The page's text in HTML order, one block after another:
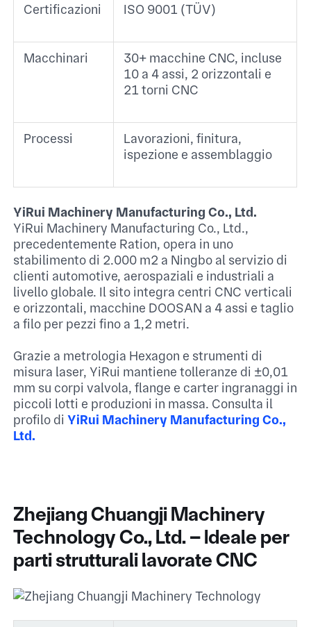
Certificazioni ISO 9001 (TÜV) ​
Macchinari
30+ macchine CNC, incluse
10 a 4 assi, 2 orizzontali e
21 torni CNC ​
Processi
Lavorazioni, finitura,
ispezione e assemblaggio ​
YiRui Machinery Manufacturing Co., Ltd.
YiRui Machinery Manufacturing Co., Ltd.,
precedentemente Ration, opera in uno
stabilimento di 2.000 m² a Ningbo al servizio di
clienti automotive, aerospaziali e industriali a
livello globale. Il sito integra centri CNC verticali
e orizzontali, macchine DOOSAN a 4 assi e taglio
a filo per pezzi fino a 1,2 metri.​
Grazie a metrologia Hexagon e strumenti di
misura laser, YiRui mantiene tolleranze di ±0,01
mm su corpi valvola, flange e carter ingranaggi in
piccoli lotti e produzioni in massa.​ Consulta il
profilo diYiRui Machinery Manufacturing Co.,
Ltd.​
Zhejiang Chuangji Machinery
Technology Co., Ltd. – Ideale per
parti strutturali lavorate CNC